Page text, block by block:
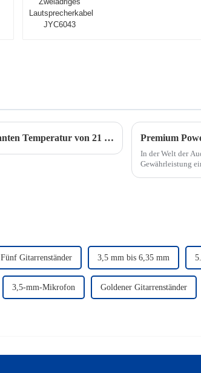
JINGYI THAILAND – Workshop zur konstanten Temperatur von 21 Grad (Youtube) Premium
In der Welt der
Gewährleistung
Fünf Gitarrenständer 3,5 mm bis 6,35 mm
3,5-mm-Mikrofon Goldener Gitarrenständer